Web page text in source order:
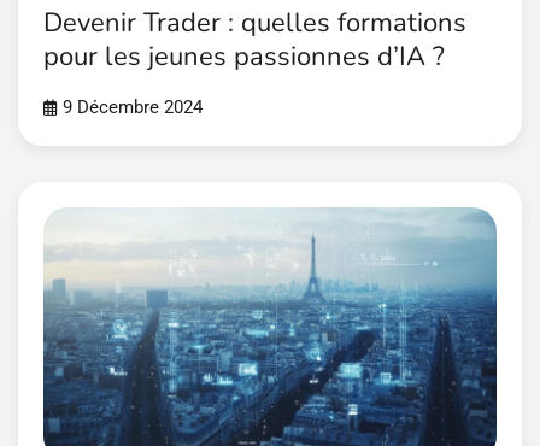
Devenir Trader : quelles formations
pour les jeunes passionnes d’IA ?
9 Décembre 2024